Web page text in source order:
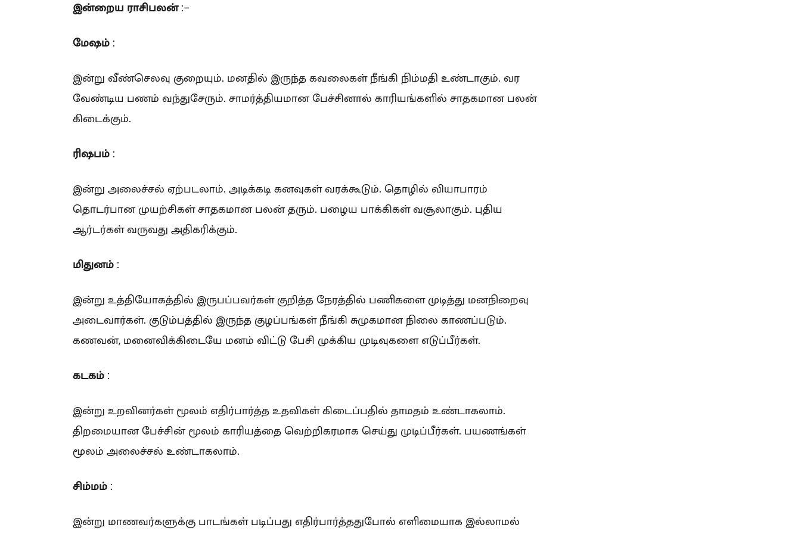
இன்றைய ராசிபலன்:-
மேஷம் :
இன்று வீண்செலவு குறையும். மனதில் இருந்த கவலைகள் நீங்கி நிம்மதி உண்டாகும். வர
வேண்டிய பணம் வந்துசேரும். சாமர்த்தியமான பேச்சினால் காரியங்களில் சாதகமான பலன்
கிடைக்கும்.
ரிஷபம் :
இன்று அலைச்சல் ஏற்படலாம். அடிக்கடி கனவுகள் வரக்கூடும். தொழில் வியாபாரம்
தொடர்பான முயற்சிகள் சாதகமான பலன் தரும். பழைய பாக்கிகள் வசூலாகும். புதிய
ஆர்டர்கள் வருவது அதிகரிக்கும்.
மிதுனம் :
இன்று உத்தியோகத்தில் இருபப்பவர்கள் குறித்த நேரத்தில் பணிகளை முடித்து மனநிறைவு
அடைவார்கள். குடும்பத்தில் இருந்த குழப்பங்கள் நீங்கி சுமுகமான நிலை காணப்படும்.
கணவன், மனைவிக்கிடையே மனம் விட்டு பேசி முக்கிய முடிவுகளை எடுப்பீர்கள்.
கடகம் :
இன்று உறவினர்கள் மூலம் எதிர்பார்த்த உதவிகள் கிடைப்பதில் தாமதம் உண்டாகலாம்.
திறமையான பேச்சின் மூலம் காரியத்தை வெற்றிகரமாக செய்து முடிப்பீர்கள். பயணங்கள்
மூலம் அலைச்சல் உண்டாகலாம்.
சிம்மம் :
இன்று மாணவர்களுக்கு பாடங்கள் படிப்பது எதிர்பார்த்ததுபோல் எளிமையாக இல்லாமல்